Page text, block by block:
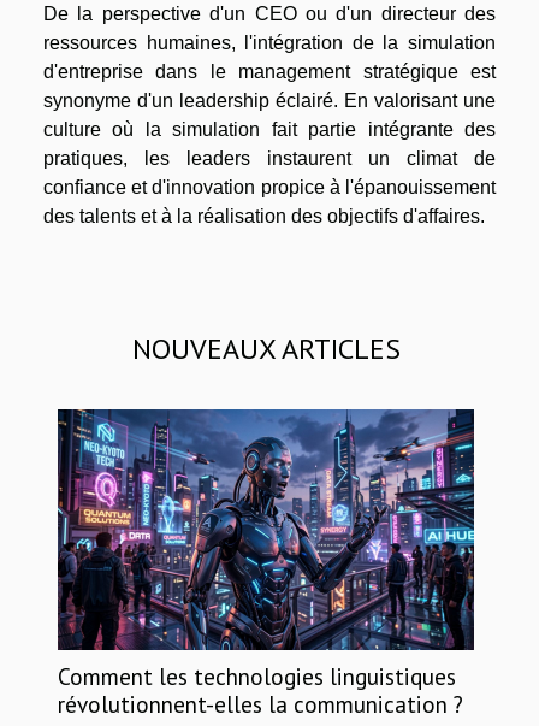
De la perspective d'un CEO ou d'un directeur des
ressources humaines, l'intégration de la simulation
d'entreprise dans le management stratégique est
synonyme d'un leadership éclairé. En valorisant une
culture où la simulation fait partie intégrante des
pratiques, les leaders instaurent un climat de
confiance et d'innovation propice à l'épanouissement
des talents et à la réalisation des objectifs d'affaires.
NOUVEAUX ARTICLES
Comment les technologies linguistiques
révolutionnent-elles la communication ?